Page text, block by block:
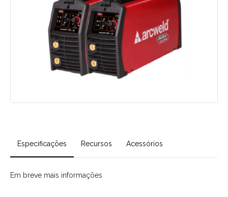
Especificações Recursos Acessórios
Em breve mais informações